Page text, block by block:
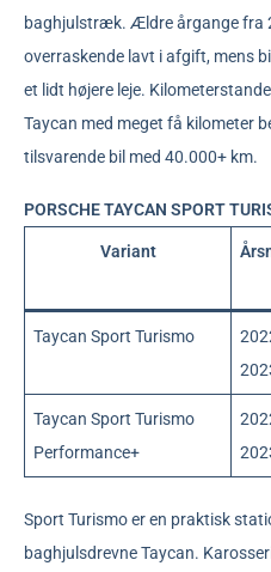
baghjulstræk. Ældre årgange fra
overraskende lavt i afgift, mens
et lidt højere leje.
Taycan med meget få kilometer
tilsvarende bil med 40.000+ km.
PORSCHE TAYCAN SPORT
Variant
Taycan Sport Turismo
Taycan Sport Turismo
Performance+
Sport Turismo er en praktisk
baghjulsdrevne Taycan.